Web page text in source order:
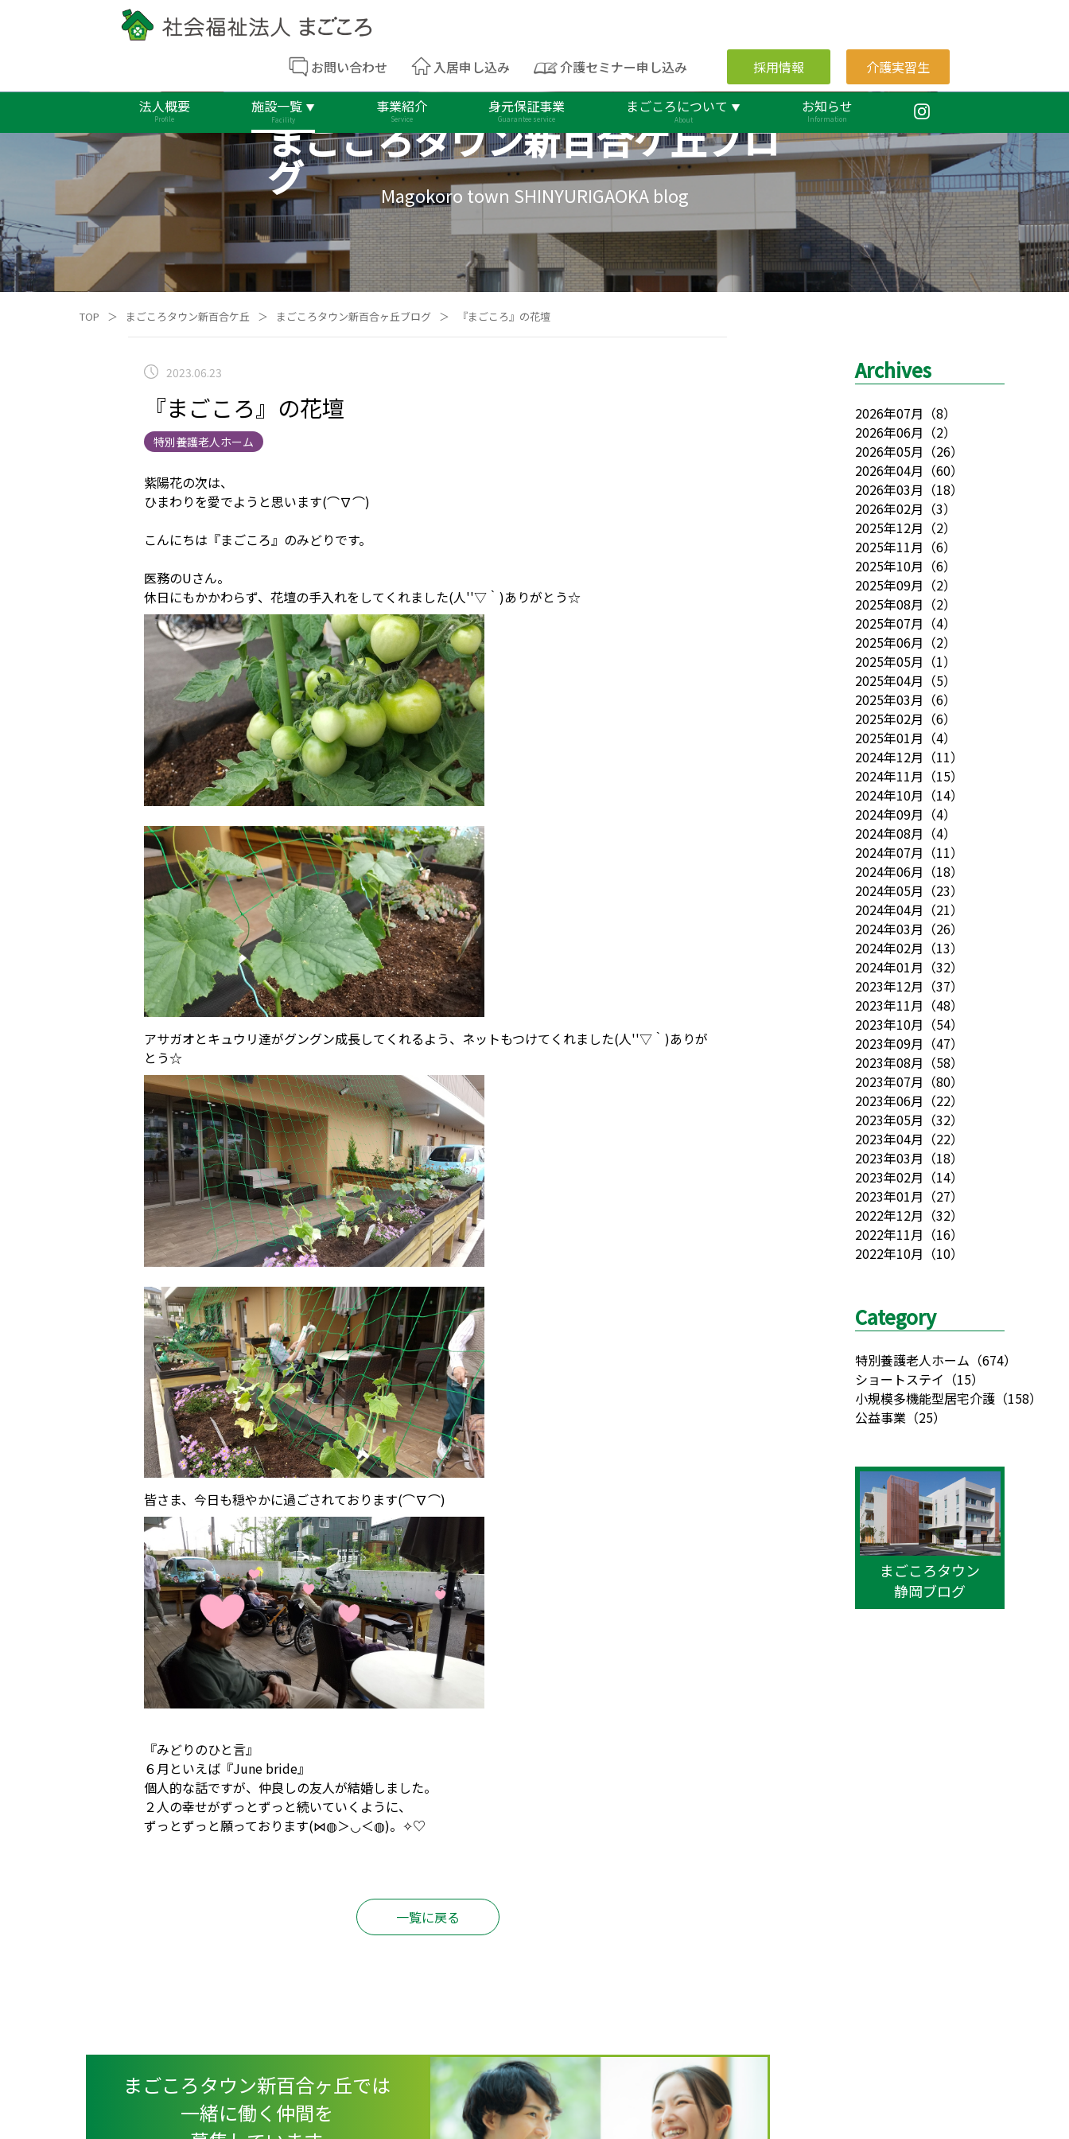
お問い合わせ 入居申し込み 介護セミナー申し込み 採用情報 介護実習生
法人概要
Profile
施設一覧
Facility
事業紹介
Service
身元保証事業
Guarantee service
まごころについて
About
お知らせ
Information
まごころタウン新百合ケ丘ブロ
グ Magokoro town SHINYURIGAOKA blog
TOP ＞ まごころタウン新百合ケ丘 ＞ まごころタウン新百合ヶ丘ブログ ＞ 『まごころ』の花壇
2023.06.23
『まごころ』の花壇
特別養護老人ホーム
紫陽花の次は、
ひまわりを愛でようと思います(⌒∇⌒)
こんにちは『まごころ』のみどりです。
医務のUさん。
休日にもかかわらず、花壇の手入れをしてくれました(人''▽｀)ありがとう☆
アサガオとキュウリ達がグングン成長してくれるよう、ネットもつけてくれました(人''▽｀)ありが
とう☆
皆さま、今日も穏やかに過ごされております(⌒∇⌒)
『みどりのひと言』
６月といえば『June bride』
個人的な話ですが、仲良しの友人が結婚しました。
２人の幸せがずっとずっと続いていくように、
ずっとずっと願っております(⋈◍＞◡＜◍)。✧♡
一覧に戻る
まごころタウン新百合ヶ丘では
一緒に働く仲間を
Archives
2026年07月 （8）
2026年06月 （2）
2026年05月 （26）
2026年04月 （60）
2026年03月 （18）
2026年02月 （3）
2025年12月 （2）
2025年11月 （6）
2025年10月 （6）
2025年09月 （2）
2025年08月 （2）
2025年07月 （4）
2025年06月 （2）
2025年05月 （1）
2025年04月 （5）
2025年03月 （6）
2025年02月 （6）
2025年01月 （4）
2024年12月 （11）
2024年11月 （15）
2024年10月 （14）
2024年09月 （4）
2024年08月 （4）
2024年07月 （11）
2024年06月 （18）
2024年05月 （23）
2024年04月 （21）
2024年03月 （26）
2024年02月 （13）
2024年01月 （32）
2023年12月 （37）
2023年11月 （48）
2023年10月 （54）
2023年09月 （47）
2023年08月 （58）
2023年07月 （80）
2023年06月 （22）
2023年05月 （32）
2023年04月 （22）
2023年03月 （18）
2023年02月 （14）
2023年01月 （27）
2022年12月 （32）
2022年11月 （16）
2022年10月 （10）
Category
特別養護老人ホーム （674）
ショートステイ （15）
小規模多機能型居宅介護 （158）
公益事業 （25）
まごころタウン
静岡ブログ